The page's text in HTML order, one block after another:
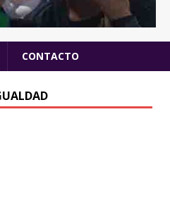
CONTACTO